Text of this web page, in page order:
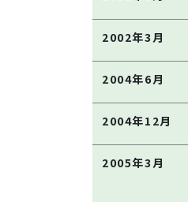
2002年3月
2004年6月
2004年12月
2005年3月